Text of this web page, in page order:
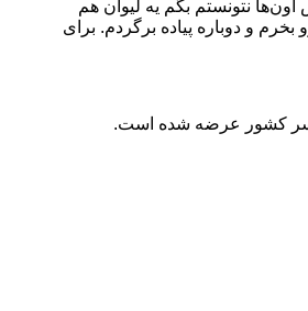
نتونستم بگم یه لیوان هم
و دوباره پیاده برگردم. برای
.